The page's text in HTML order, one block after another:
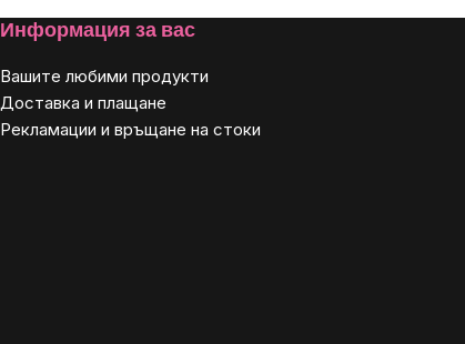
Footer
Информация за вас
Вашите любими продукти
Доставка и плащане
Рекламации и връщане на стоки